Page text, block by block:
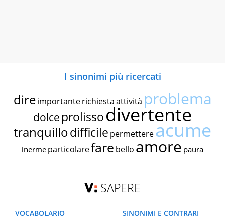
I sinonimi più ricercati
dire importante richiestaattività problema
dolce prolissodivertente
tranquillodifficile permettereacume
inerme particolarefare bello amore paura
SAPERE
VOCABOLARIO
SINONIMI E CONTRARI